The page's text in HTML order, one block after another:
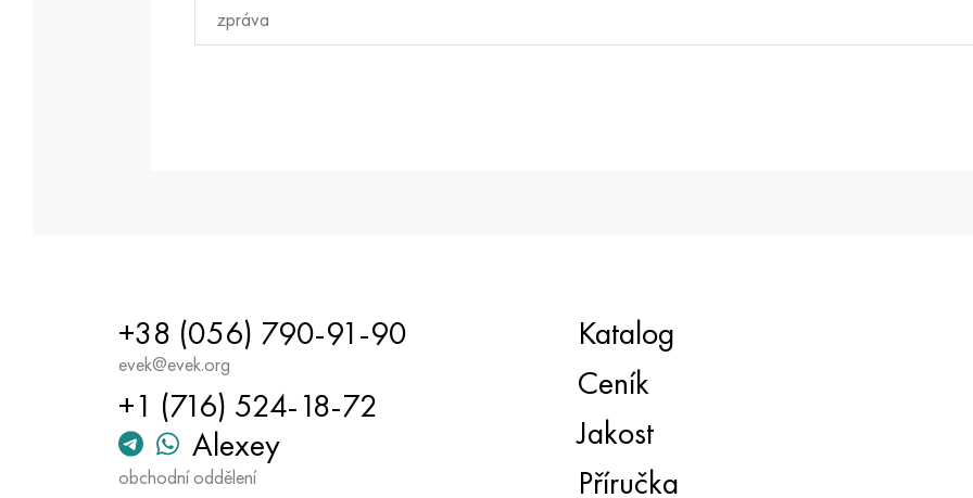
+38 (056) 790-91-90
evek@evek.org
+1 (716) 524-18-72
Alexey
obchodní oddělení
Katalog
Ceník
Jakost
Příručka